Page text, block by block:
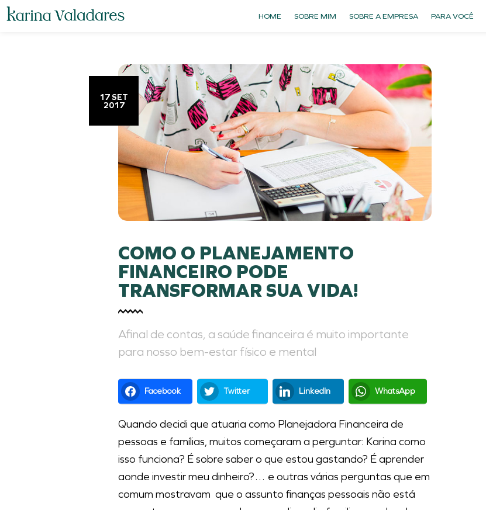
HOME SOBRE MIM SOBRE A EMPRESA PARA VOCÊ
17 SET
2017
COMO O PLANEJAMENTO
FINANCEIRO PODE
TRANSFORMAR SUA VIDA!
Afinal de contas, a saúde financeira é muito importante
para nosso bem-estar físico e mental
Facebook Twitter LinkedIn WhatsApp
Quando decidi que atuaria como Planejadora Financeira de
pessoas e famílias, muitos começaram a perguntar: Karina como
isso funciona? É sobre saber o que estou gastando? É aprender
aonde investir meu dinheiro?… e outras várias perguntas que em
comum mostravam que o assunto finanças pessoais não está